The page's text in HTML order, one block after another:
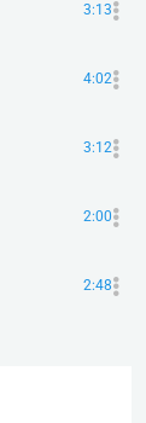
3:13
4:02
3:12
2:00
2:48